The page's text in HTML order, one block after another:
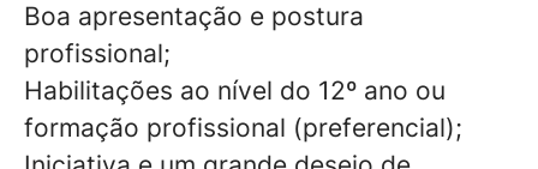
Boa apresentação e postura
profissional;
Habilitações ao nível do 12º ano ou
formação profissional (preferencial);